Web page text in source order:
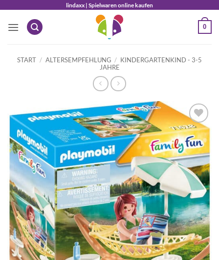
springen
lindaxx | Spielwaren online kaufen
0
START / ALTERSEMPFEHLUNG / KINDERGARTENKIND - 3-5
JAHRE
Auf die
Wunschliste